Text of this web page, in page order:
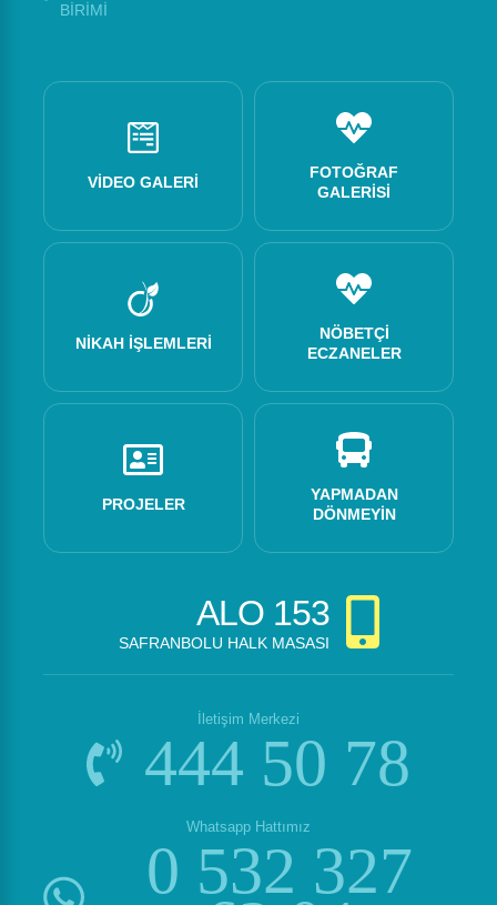
BİRİMİ
VIDEO GALERI
FOTOĞRAF
GALERISI
NIKAH İŞLEMLERI
NÖBETÇI
ECZANELER
PROJELER
YAPMADAN
DÖNMEYIN
ALO 153
SAFRANBOLU HALK MASASI
İletişim Merkezi
444 50 78
Whatsapp Hattımız
0 532 327